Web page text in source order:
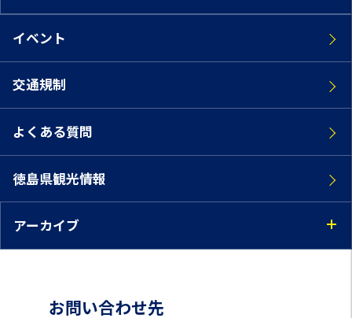
イベント
交通規制
よくある質問
徳島県観光情報
アーカイブ
お問い合わせ先